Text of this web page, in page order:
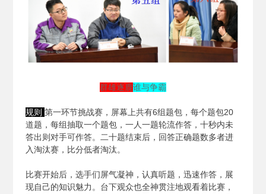
群雄逐鹿谁与争霸
规则 第一环节挑战赛，屏幕上共有6组题包，每个题包20
道题，每组抽取一个题包，一人一题轮流作答，十秒内未
答出则对手可作答。二十题结束后，回答正确题数多者进
入淘汰赛，比分低者淘汰。
比赛开始后，选手们屏气凝神，认真听题，迅速作答，展
现自己的知识魅力。台下观众也全神贯注地观看着比赛，